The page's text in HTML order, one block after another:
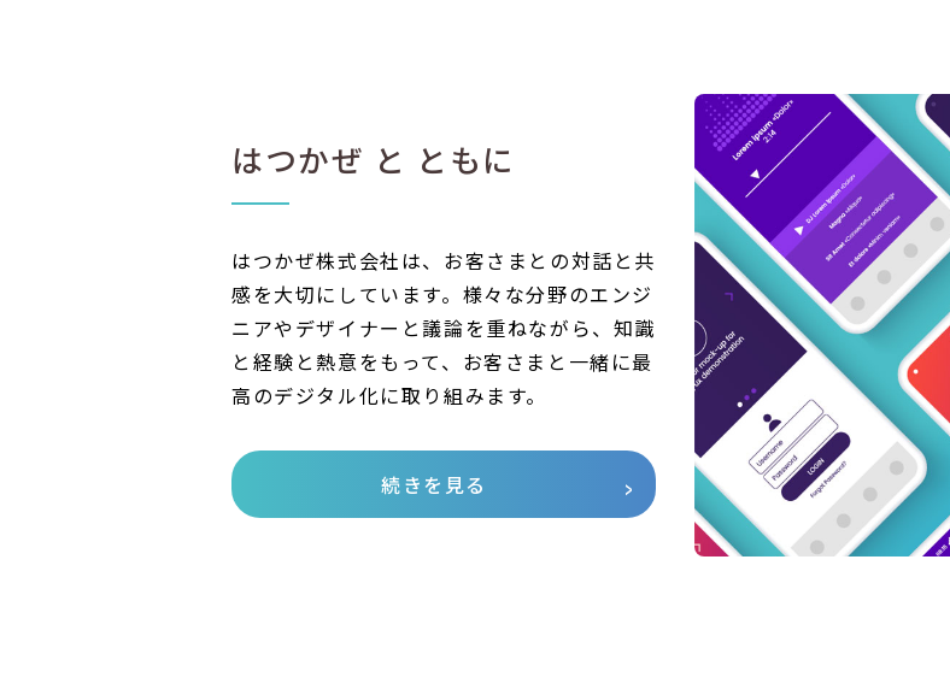
はつかぜ と ともに
はつかぜ株式会社は、お客さまとの対話と共
感を大切にしています。様々な分野のエンジ
ニアやデザイナーと議論を重ねながら、知識
と経験と熱意をもって、お客さまと一緒に最
高のデジタル化に取り組みます。
続きを見る